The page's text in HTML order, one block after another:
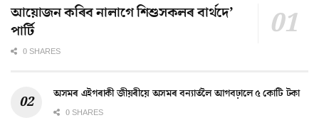
আয়োজন কৰিব নালাগে শিশুসকলৰ বাৰ্থদে’
পাৰ্টি
0 SHARES
অসমৰ এইগৰাকী জীয়ৰীয়ে অসমৰ বন্যাৰ্তলৈ আগবঢ়ালে ৫ কোটি টকা
0 SHARES